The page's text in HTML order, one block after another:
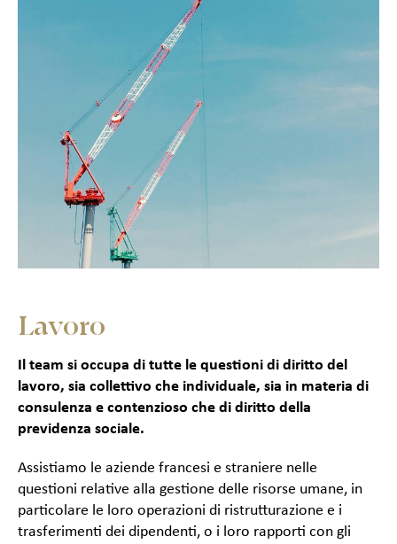
Lavoro
Il team si occupa di tutte le questioni di diritto del
lavoro, sia collettivo che individuale, sia in materia di
consulenza e contenzioso che di diritto della
previdenza sociale.
Assistiamo le aziende francesi e straniere nelle
questioni relative alla gestione delle risorse umane, in
particolare le loro operazioni di ristrutturazione e i
trasferimenti dei dipendenti, o i loro rapporti con gli